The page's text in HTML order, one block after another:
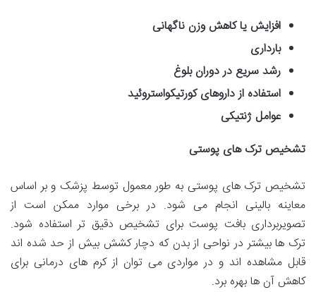
افزایش یا کاهش وزن ناگهانی
بارداری
رشد سریع در دوران بلوغ
استفاده از داروهای کورتیکواستروئید
عوامل ژنتیکی
تشخیص ترک های پوستی
تشخیص ترک های پوستی به طور معمول توسط پزشک و بر اساس
معاینه بالینی انجام می شود. در برخی موارد ممکن است از
تصویربرداری بافت پوست برای تشخیص دقیق تر استفاده شود.
ترک ها بیشتر در نواحی از بدن که دچار کشش بیش از حد شده اند
قابل مشاهده اند و در مواردی می توان از کرم های درمانی برای
کاهش آن ها بهره برد.